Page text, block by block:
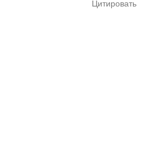
Цитировать